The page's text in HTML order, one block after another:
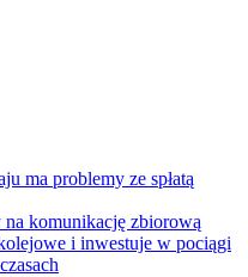
ma problemy ze spłatą
komunikację zbiorową
i inwestuje w pociągi